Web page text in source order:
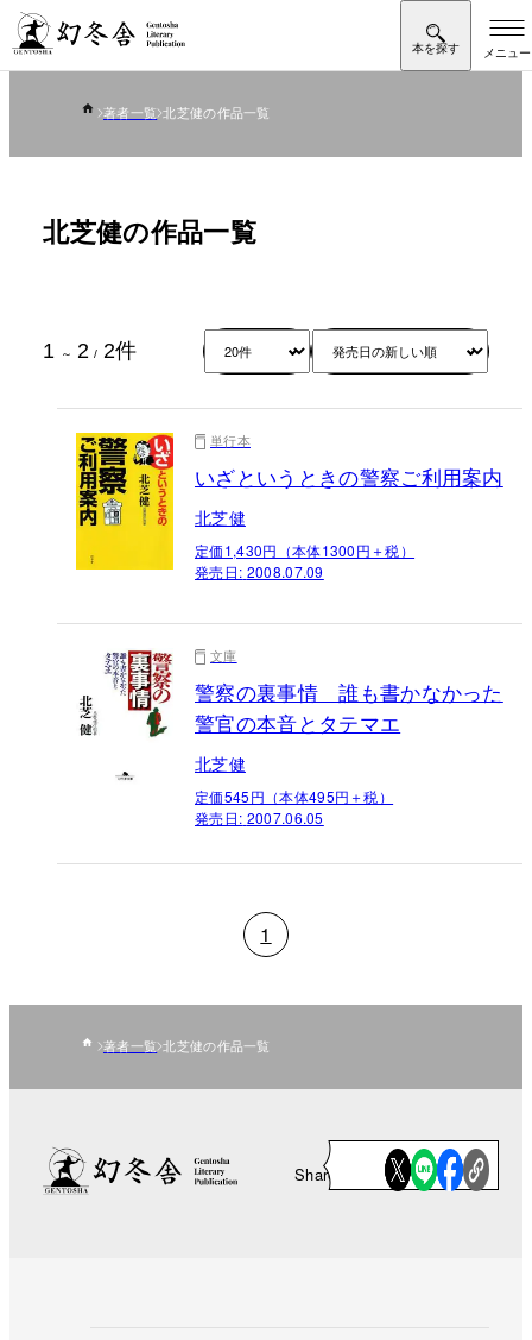
著者一覧 北芝健の作品一覧
北芝健の作品一覧
1 ～ 2 / 2件
単行本
いざというときの警察ご利用案内
北芝健
定価1,430円（本体1300円＋税）
発売日: 2008.07.09
文庫
警察の裏事情 誰も書かなかった
警官の本音とタテマエ
北芝健
定価545円（本体495円＋税）
発売日: 2007.06.05
1
著者一覧 北芝健の作品一覧
Share